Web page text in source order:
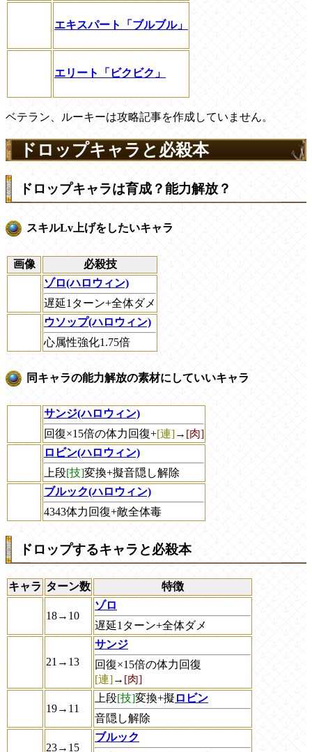
エキスパート「ブルブル」
エリート「ビクビク」
ベテラン、ルーキーは攻略記事を作成していません。
ドロップキャラと必殺本
ドロップキャラは育成？能力解放？
スキルLv上げをしたいキャラ
画像
必殺技
ゾロ(ハロウィン)
遅延1ターン+全体ダメ
ウソップ(ハロウィン)
心属性強化1.75倍
同キャラの能力解放の素材にしていいキャラ
サンジ(ハロウィン)
回復×15倍の体力回復+[連]→ [肉]
ロビン(ハロウィン)
上段[技]変換+擬音隠し解除
ブルック(ハロウィン)
4343体力回復+敵全体毒
ドロップするキャラと必殺本
キャラ ターン数 特徴
18→10
ゾロ
遅延1ターン+全体ダメ
21→13
サンジ
回復×15倍の体力回復
[連]→ [肉]
19→11
上段[技]変換+擬 ロビン
音隠し解除
23→15
ブルック